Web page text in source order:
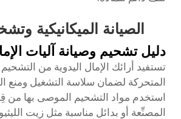
الصيانة الميكانيكية
دليل تشحيم وصيانة آليات
تستفيد أرائك الإمال اليدوية من
المتحركة لضمان سلاسة التشغيل ومنع
استخدم مواد التشحيم الموصى بها من
المصنِّعة أو بدائل مناسبة مثل زيت